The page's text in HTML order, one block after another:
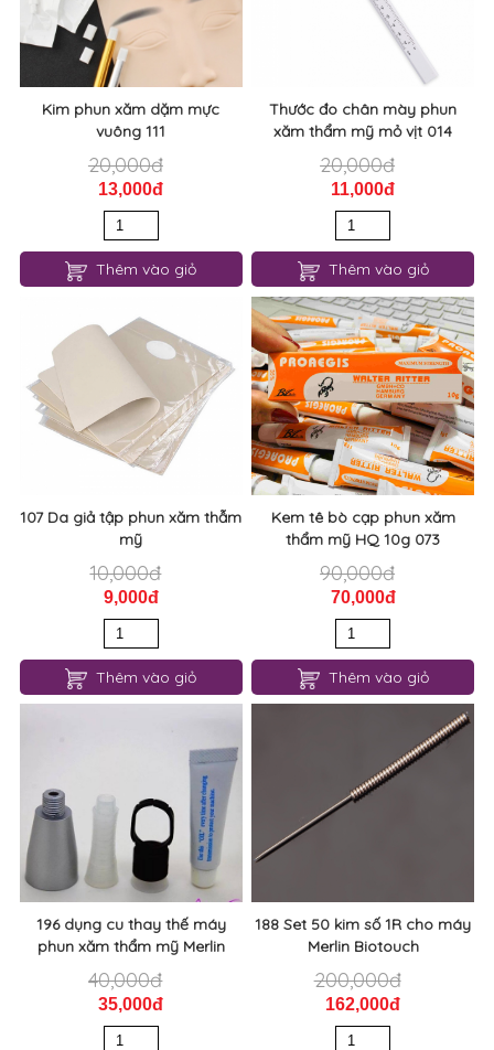
Kim phun xăm dặm mực
vuông 111
20,000đ
13,000đ
Thêm vào giỏ
Thước đo chân mày phun
xăm thẩm mỹ mỏ vịt 014
20,000đ
11,000đ
Thêm vào giỏ
107 Da giả tập phun xăm thẫm
mỹ
10,000đ
9,000đ
Thêm vào giỏ
Kem tê bò cạp phun xăm
thẩm mỹ HQ 10g 073
90,000đ
70,000đ
Thêm vào giỏ
196 dụng cu thay thế máy
phun xăm thẩm mỹ Merlin
40,000đ
35,000đ
188 Set 50 kim số 1R cho máy
Merlin Biotouch
200,000đ
162,000đ